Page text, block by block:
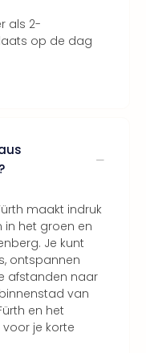
als 2-
op de dag
maakt indruk
in het groen en
Je kunt
ontspannen
afstanden naar
van
en het
je korte